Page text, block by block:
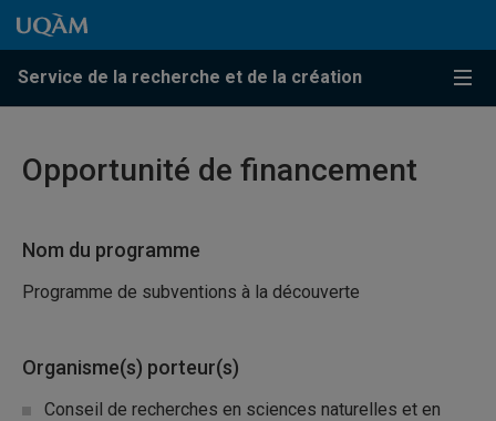
Passer au contenu
Accéder au menu principal
Accéder à la recherche
Passer au contenu
Accéder au menu principal
Service de la recherche et de la création
Menu
Opportunité de financement
Nom du programme
Programme de subventions à la découverte
Organisme(s) porteur(s)
Conseil de recherches en sciences naturelles et en